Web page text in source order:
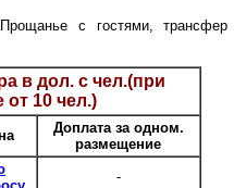
с гостями,
в дол. с чел.(при
от 10 чел.)
Доплата за одном.
размещение
-